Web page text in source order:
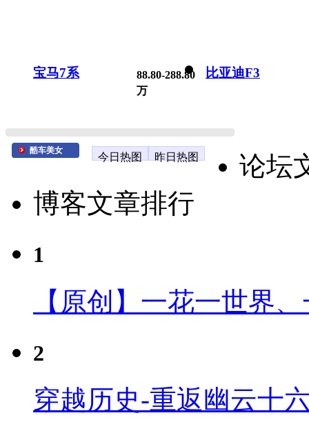
宝马7系
88.80-288.80
万
比亚迪F3
酷车美女
今日热图 昨日热图
论坛
博客文章排行
1
【原创】一花一世界
2
穿越历史-重返幽云十